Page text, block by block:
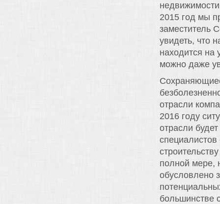
2015 год мы
заместитель
увидеть, что
находится на
можно даже
отрасли
2016 году
отрасли
полной мере,
обусловлено
большинстве